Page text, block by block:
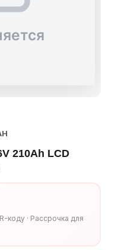
210Ah LCD
коду · Рассрочка для